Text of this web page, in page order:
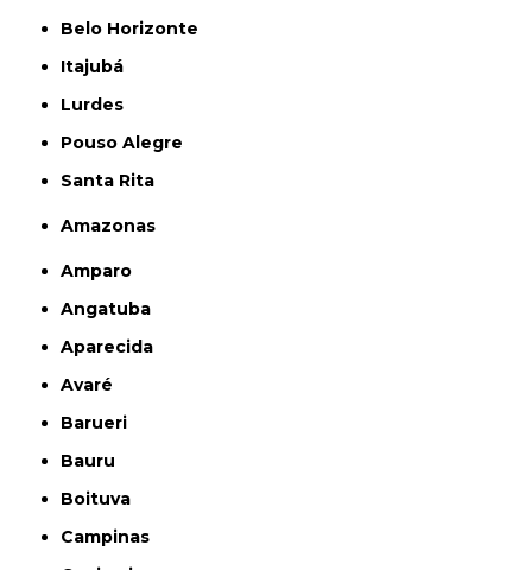
Belo Horizonte
Itajubá
Lurdes
Pouso Alegre
Santa Rita
Amazonas
Amparo
Angatuba
Aparecida
Avaré
Barueri
Bauru
Boituva
Campinas